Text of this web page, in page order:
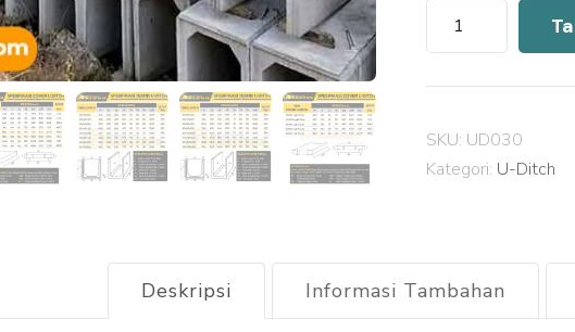
Kuantitas
Harga
U
Precast
Ciputat
SKU: UD030
Kategori: U-Ditch
Deskripsi Informasi Tambahan